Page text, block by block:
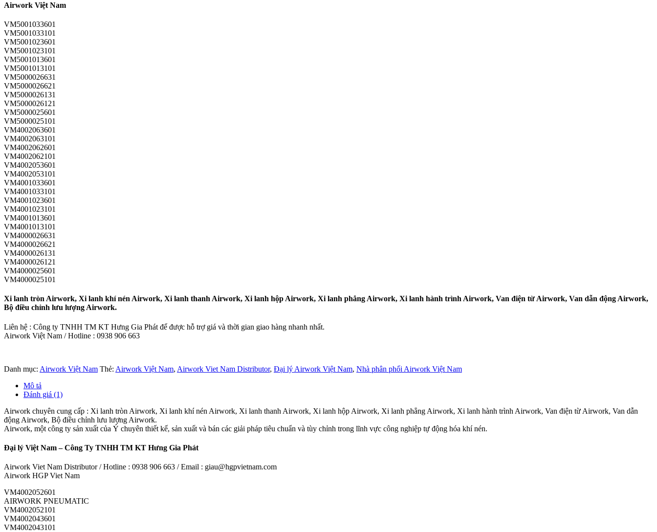
Airwork Việt Nam
VM5001033601
VM5001033101
VM5001023601
VM5001023101
VM5001013601
VM5001013101
VM5000026631
VM5000026621
VM5000026131
VM5000026121
VM5000025601
VM5000025101
VM4002063601
VM4002063101
VM4002062601
VM4002062101
VM4002053601
VM4002053101
VM4001033601
VM4001033101
VM4001023601
VM4001023101
VM4001013601
VM4001013101
VM4000026631
VM4000026621
VM4000026131
VM4000026121
VM4000025601
VM4000025101
Xi lanh tròn Airwork, Xi lanh khí nén Airwork, Xi lanh thanh Airwork, Xi lanh hộp Airwork, Xi lanh phẳng Airwork, Xi lanh hành trình Airwork, Van điện từ Airwork, Van dẫn động Airwork,
Bộ điều chỉnh lưu lượng Airwork.
Liên hệ : Công ty TNHH TM KT Hưng Gia Phát để được hỗ trợ giá và thời gian giao hàng nhanh nhất.
Airwork Việt Nam / Hotline : 0938 906 663
Danh mục: Airwork Việt Nam Thẻ: Airwork Việt Nam, Airwork Viet Nam Distributor, Đại lý Airwork Việt Nam, Nhà phân phối Airwork Việt Nam
Mô tả
Đánh giá (1)
Airwork chuyên cung cấp : Xi lanh tròn Airwork, Xi lanh khí nén Airwork, Xi lanh thanh Airwork, Xi lanh hộp Airwork, Xi lanh phẳng Airwork, Xi lanh hành trình Airwork, Van điện từ Airwork, Van dẫn
động Airwork, Bộ điều chỉnh lưu lượng Airwork.
Airwork, một công ty sản xuất của Ý chuyên thiết kế, sản xuất và bán các giải pháp tiêu chuẩn và tùy chỉnh trong lĩnh vực công nghiệp tự động hóa khí nén.
Đại lý Việt Nam – Công Ty TNHH TM KT Hưng Gia Phát
Airwork Viet Nam Distributor / Hotline : 0938 906 663 / Email : giau@hgpvietnam.com
Airwork HGP Viet Nam
VM4002052601
AIRWORK PNEUMATIC
VM4002052101
VM4002043601
VM4002043101